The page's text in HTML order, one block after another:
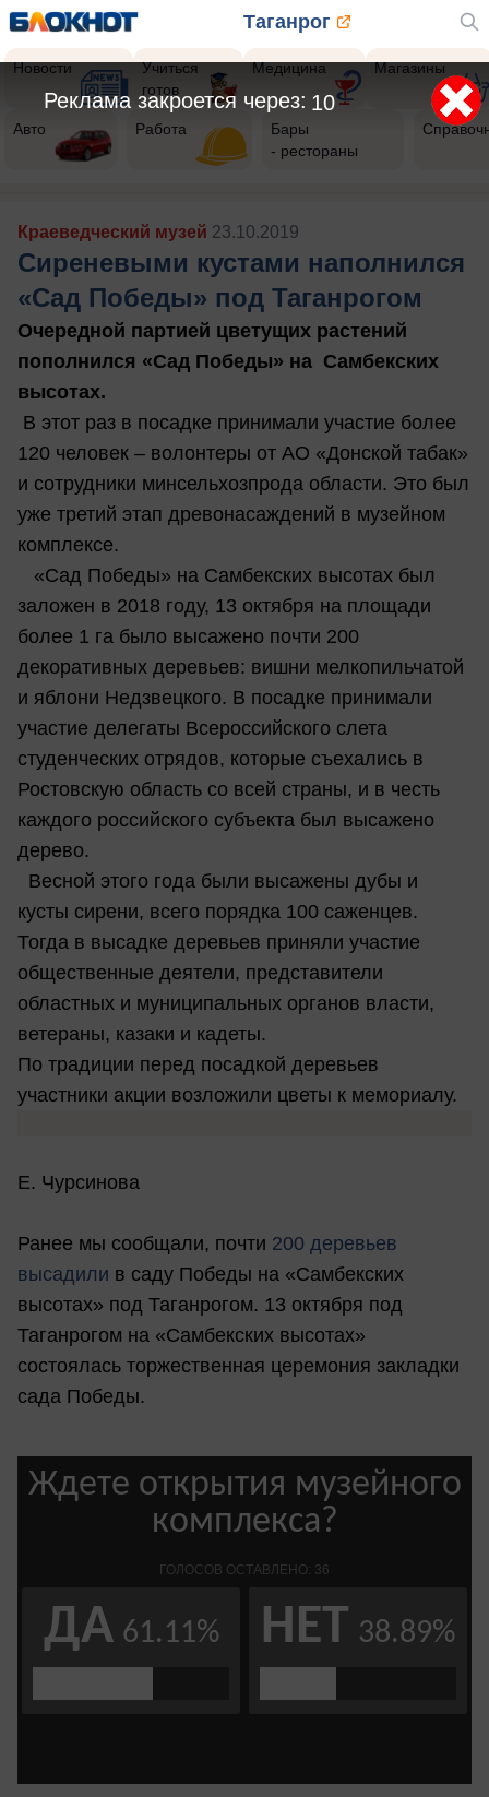
Таганрог
Новости
Учиться
готов
Медицина Магазины
Авто Работа
Бары
- рестораны
Краеведческий музей 23.10.2019
Сиреневыми кустами наполнился
«Сад Победы» под Таганрогом
Очередной партией цветущих растений
пополнился «Сад Победы» на Самбекских
высотах.
В этот раз в посадке принимали участие более
120 человек – волонтеры от АО «Донской табак»
и сотрудники минсельхозпрода области. Это был
уже третий этап древонасаждений в музейном
комплексе.
«Сад Победы» на Самбекских высотах был
заложен в 2018 году, 13 октября на площади
более 1 га было высажено почти 200
декоративных деревьев: вишни мелкопильчатой
и яблони Недзвецкого. В посадке принимали
участие делегаты Всероссийского слета
студенческих отрядов, которые съехались в
Ростовскую область со всей страны, и в честь
каждого российского субъекта был высажено
дерево.
Весной этого года были высажены дубы и
кусты сирени, всего порядка 100 саженцев.
Тогда в высадке деревьев приняли участие
общественные деятели, представители
областных и муниципальных органов власти,
ветераны, казаки и кадеты.
По традиции перед посадкой деревьев
участники акции возложили цветы к мемориалу.
Е. Чурсинова
Ранее мы сообщали, почти 200 деревьев
высадили в саду Победы на «Самбекских
высотах» под Таганрогом. 13 октября под
Таганрогом на «Самбекских высотах»
состоялась торжественная церемония закладки
сада Победы.
8
Реклама закроется через: